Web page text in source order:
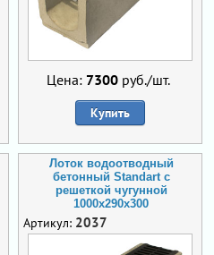
Цена: 7300руб./шт.
Купить
Лоток водоотводный
бетонный Standart с
решеткой чугунной
1000x290x300
Артикул: 2037